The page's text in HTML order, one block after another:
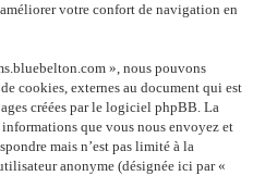
votre confort de navigation en
», nous pouvons
cookies, externes au document qui est
créées par le logiciel phpBB. La
informations que vous nous envoyez et
mais n’est pas limité à la
anonyme (désignée ici par «